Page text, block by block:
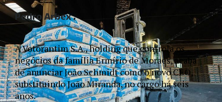
A Votorantim S.A., holding que controla os
negócios da família Ermírio de Moraes, acaba
de anunciar João Schmidt como o novo CEO,
substituindo João Miranda, no cargo há seis
anos.
Pedro Arbex